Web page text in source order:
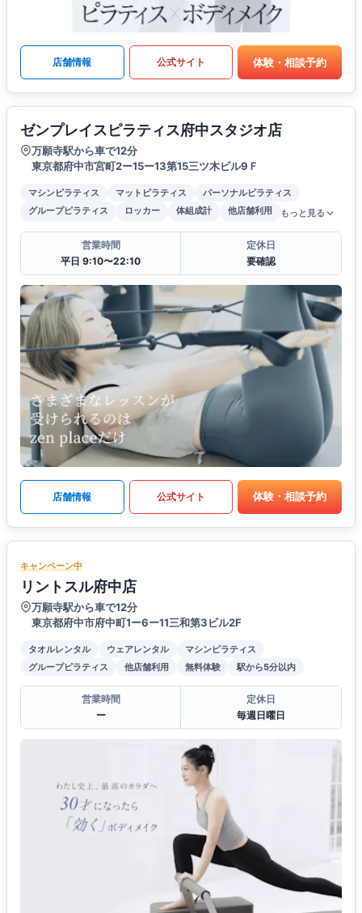
店舗情報 公式サイト 体験・相談予約
ゼンプレイスピラティス府中スタジオ店
万願寺駅から車で12分
東京都府中市宮町2ー15ー13第15三ツ木ビル9Ｆ
マシンピラティス マットピラティス
パーソナルピラティス
グループピラティス
ロッカー 体組成計 他店舗利用 もっと見る
営業時間
平日 9:10〜22:10
定休日
要確認
店舗情報 公式サイト 体験・相談予約
キャンペーン中
リントスル府中店
万願寺駅から車で12分
東京都府中市府中町1ー6ー11三和第3ビル2F
タオルレンタル ウェアレンタル
マシンピラティス
グループピラティス
他店舗利用 無料体験 駅から5分以内
営業時間
ー
定休日
毎週日曜日